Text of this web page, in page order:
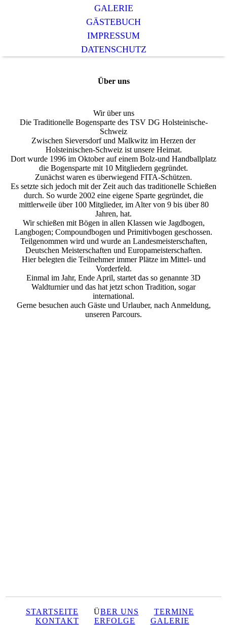
GALERIE
GÄSTEBUCH
IMPRESSUM
DATENSCHUTZ
Über uns
Wir über uns
Die Traditionelle Bogensparte des TSV DG Holsteinische-
Schweiz
Zwischen Sieversdorf und Malkwitz im Herzen der
Holsteinischen-Schweiz ist unsere Heimat.
Dort wurde 1996 im Oktober auf einem Bolz-und Handballplatz
die Bogensparte mit 10 Mitgliedern gegründet.
Zunächst waren es überwiegend FITA-Schützen.
Es setzte sich jedoch mit der Zeit auch das traditionelle Schießen
durch. So wurde 2002 eine eigene Sparte gegründet, die
mittlerweile über 100 Mitglieder, im Alter von 9 bis über 80
Jahren, hat.
Wir schießen mit Bögen in allen Klassen wie Jagdbogen,
Langbogen; Compoundbogen und Primitivbogen geschossen.
Teilgenommen wird und wurde an Landesmeisterschaften,
Deutschen Meisterschaften und Europameisterschaften.
Hier belegten die Teilnehmer immer Plätze im Mittel- und
Vorderfeld.
Einmal im Jahr, Ende April, startet das so genannte 3D
Waldturnier und das hat jetzt schon Tradition, sogar
international.
Gerne besuchen auch Gäste und Urlauber, nach Anmeldung,
unseren Parcours.
STARTSEITE ÜBER UNS
TERMINE
KONTAKT
ERFOLGE GALERIE